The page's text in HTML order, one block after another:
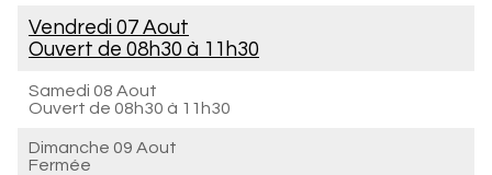
Vendredi 07 Aout
Ouvert de 08h30 à 11h30
Samedi 08 Aout
Ouvert de 08h30 à 11h30
Dimanche 09 Aout
Fermée